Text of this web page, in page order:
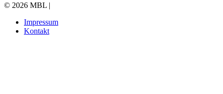
© 2026 MBL |
Impressum
Kontakt